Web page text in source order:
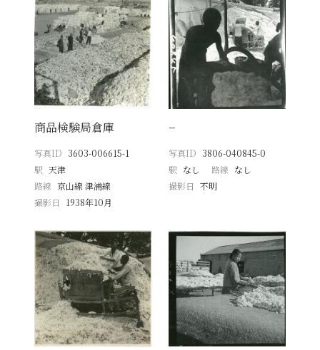
商品検験局倉庫
写真ID 3603-006615-1
駅 天津
路線 京山線 津浦線
撮影日
1938年10月
−
写真ID 3806-040845-0
駅 なし 路線 なし
撮影日 不明